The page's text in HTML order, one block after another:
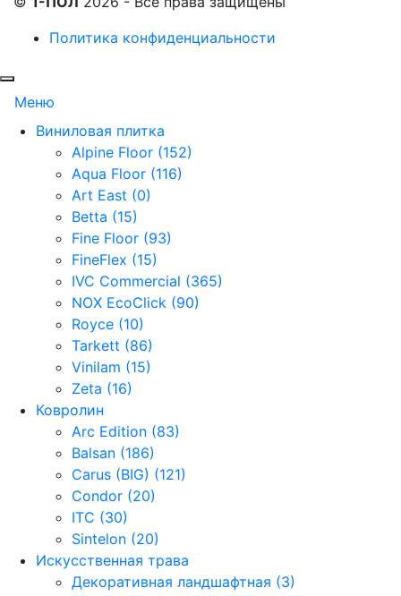
Политика конфиденциальности
Меню
Виниловая плитка
Alpine Floor (152)
Aqua Floor (116)
Art East (0)
Betta (15)
Fine Floor (93)
FineFlex (15)
IVC Commercial (365)
NOX EcoClick (90)
Royce (10)
Tarkett (86)
Vinilam (15)
Zeta (16)
Ковролин
Arc Edition (83)
Balsan (186)
Carus (BIG) (121)
Condor (20)
ITC (30)
Sintelon (20)
Искусственная трава
Декоративная ландшафтная (3)